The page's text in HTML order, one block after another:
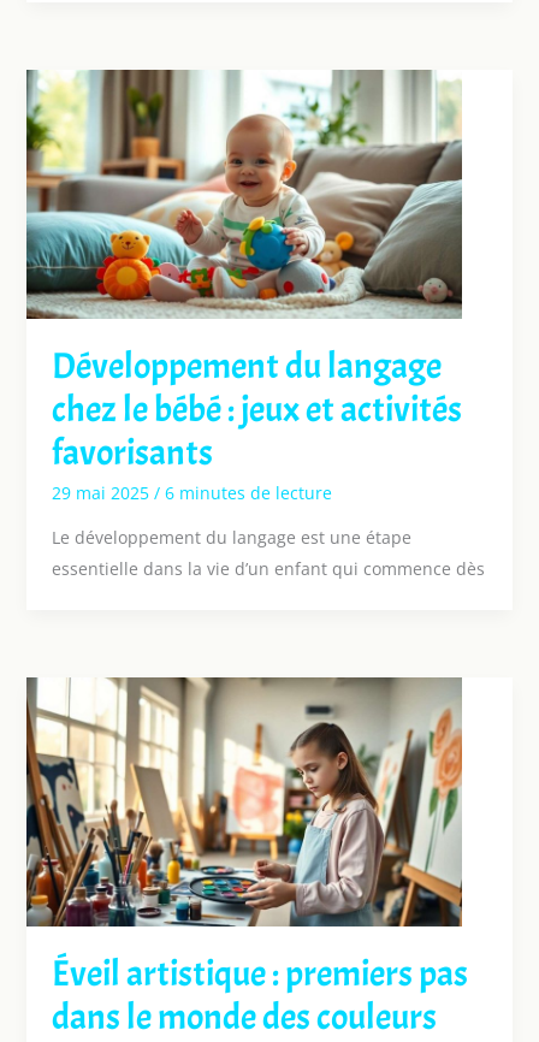
Développement du langage
chez le bébé : jeux et activités
favorisants
29 mai 2025 / 6 minutes de lecture
Le développement du langage est une étape
essentielle dans la vie d’un enfant qui commence dès
Éveil artistique : premiers pas
dans le monde des couleurs